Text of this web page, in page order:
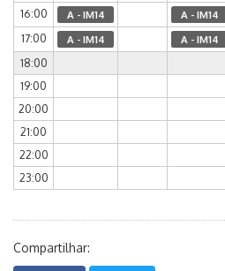
16:00
A - IM14 A - IM14
17:00 A - IM14 A - IM14
18:00
19:00
20:00
21:00
22:00
23:00
Compartilhar: